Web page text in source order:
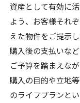
資産として有効に
よう、お客様それ
えた物件をご提示
購入後の支払いな
ご予算を踏まえな
購入の目的や立地
のライフプランと